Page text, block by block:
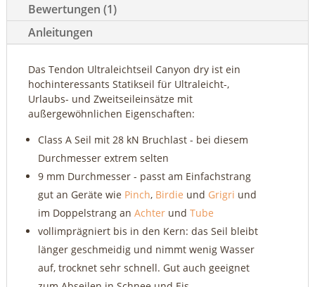
Bewertungen (1)
Anleitungen
Das Tendon Ultraleichtseil Canyon dry ist ein
hochinteressants Statikseil für Ultraleicht-,
Urlaubs- und Zweitseileinsätze mit
außergewöhnlichen Eigenschaften:
Class A Seil mit 28 kN Bruchlast - bei diesem
Durchmesser extrem selten
9 mm Durchmesser - passt am Einfachstrang
gut an Geräte wie Pinch, Birdie und Grigri und
im Doppelstrang an Achterund Tube
vollimprägniert bis in den Kern: das Seil bleibt
länger geschmeidig und nimmt wenig Wasser
auf, trocknet sehr schnell. Gut auch geeignet